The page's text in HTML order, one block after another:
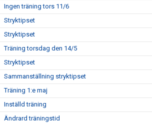
Ingen träning tors 11/6
Stryktipset
Stryktipset
Träning torsdag den 14/5
Stryktipset
Sammanställning stryktipset
Träning 1:e maj
Inställd träning
Ändrard träningstid